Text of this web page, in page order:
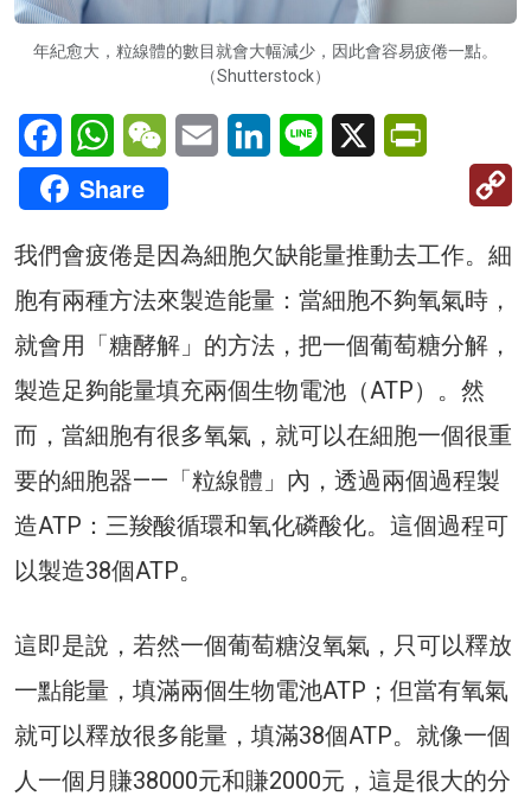
年紀愈大，粒線體的數目就會大幅減少，因此會容易疲倦一點。
（Shutterstock）
FacebookWhatsAppWeChatEmail LinkedInLine X
Share
我們會疲倦是因為細胞欠缺能量推動去工作。細
胞有兩種方法來製造能量：當細胞不夠氧氣時，
就會用「糖酵解」的方法，把一個葡萄糖分解，
製造足夠能量填充兩個生物電池（ATP）。然
而，當細胞有很多氧氣，就可以在細胞一個很重
要的細胞器——「粒線體」內，透過兩個過程製
造ATP：三羧酸循環和氧化磷酸化。這個過程可
以製造38個ATP。
這即是說，若然一個葡萄糖沒氧氣，只可以釋放
一點能量，填滿兩個生物電池ATP；但當有氧氣
就可以釋放很多能量，填滿38個ATP。就像一個
人一個月賺38000元和賺2000元，這是很大的分